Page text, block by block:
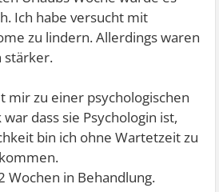
Ich habe versucht mit
zu lindern. Allerdings waren
stärker.
mir zu einer psychologischen
dass sie Psychologin ist,
bin ich ohne Wartetzeit zu
Wochen in Behandlung.